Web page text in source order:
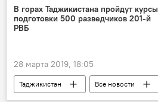
Центральная Азия
В горах Таджикистана пройдут курсы
подготовки 500 разведчиков 201-й
РВБ
28 марта 2019, 18:05
Таджикистан Все новости